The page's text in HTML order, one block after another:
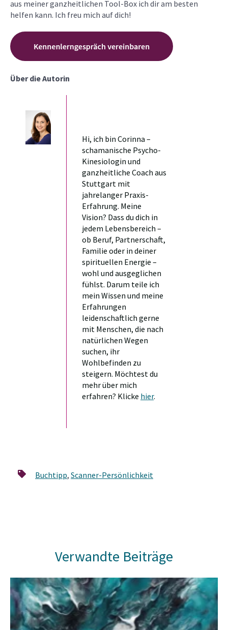
aus meiner ganzheitlichen Tool-Box ich dir am besten
helfen kann. Ich freu mich auf dich!
Über die Autorin
Hi, ich bin Corinna –
schamanische Psycho-
Kinesiologin und
ganzheitliche Coach aus
Stuttgart mit
jahrelanger Praxis-
Erfahrung. Meine
Vision? Dass du dich in
jedem Lebensbereich –
ob Beruf, Partnerschaft,
Familie oder in deiner
spirituellen Energie –
wohl und ausgeglichen
fühlst. Darum teile ich
mein Wissen und meine
Erfahrungen
leidenschaftlich gerne
mit Menschen, die nach
natürlichen Wegen
suchen, ihr
Wohlbefinden zu
steigern. Möchtest du
mehr über mich
erfahren? Klicke hier.
Buchtipp, Scanner-Persönlichkeit
Verwandte Beiträge